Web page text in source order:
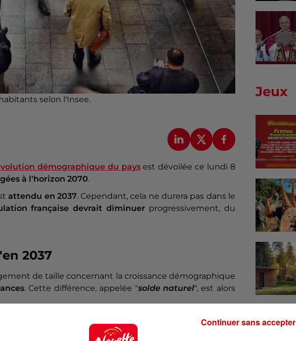
selon l'Insee.
démographique du pays est dévoilée ce lundi 8
à l'horizon 2070.
attendu en 2037. Cependant, cela ne durera pas dans le
française devrait diminuerprogressivement, du
2037
de taille concernant la croissance démographique
. Cette différence, appelée "solde naturel", est alors
sont plus nombreux que les naissances ?
. La nouvelle étude de l'Insee dévoile que
Jeux
Continuer sans accepter